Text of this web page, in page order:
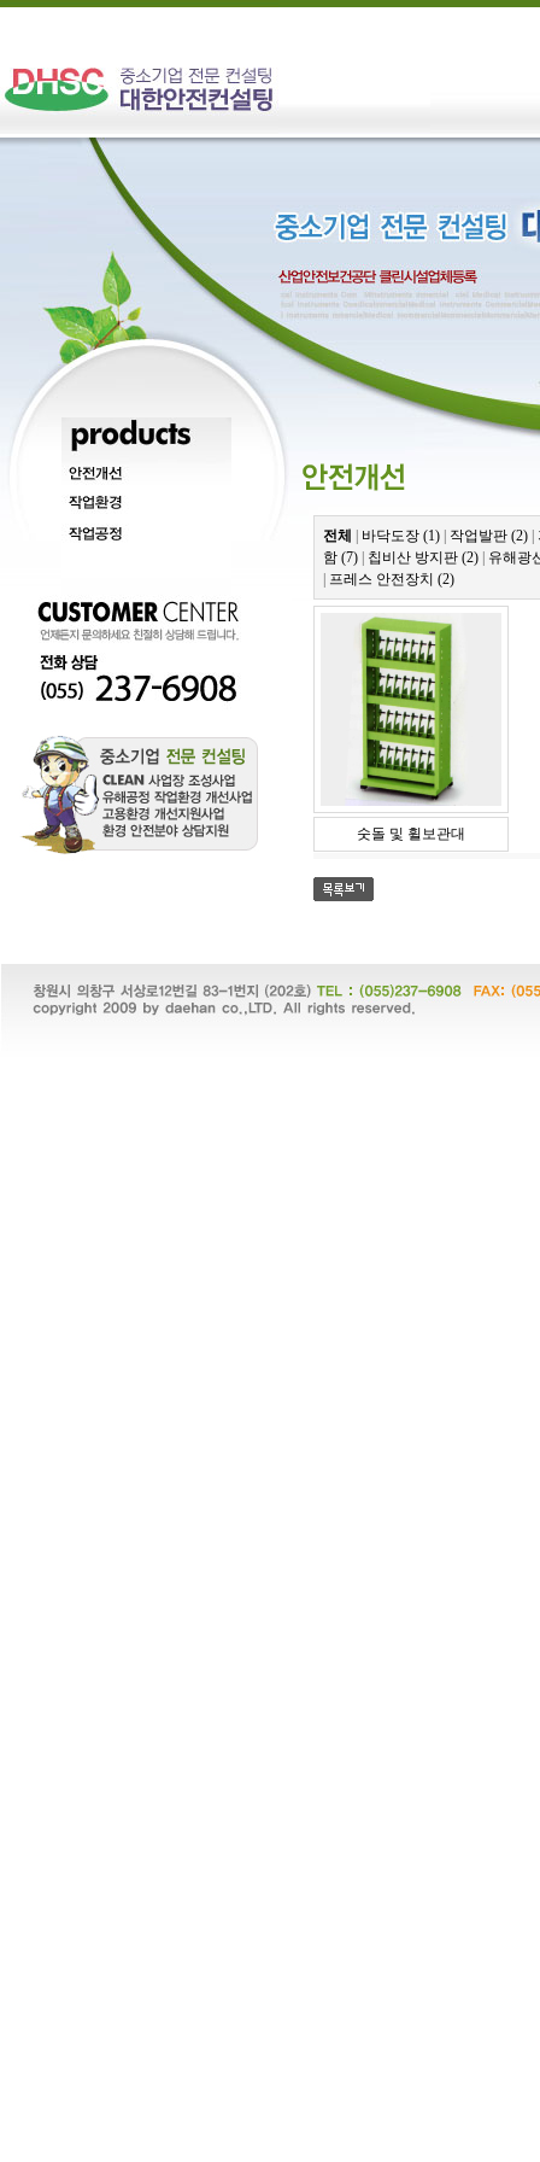
전체 바닥도장 (1)| 작업발판 (2)|
함 (7)| 칩비산 방지판 (2)|
유해광
프레스 안전장치 (2)
숫돌 및 휠보관대